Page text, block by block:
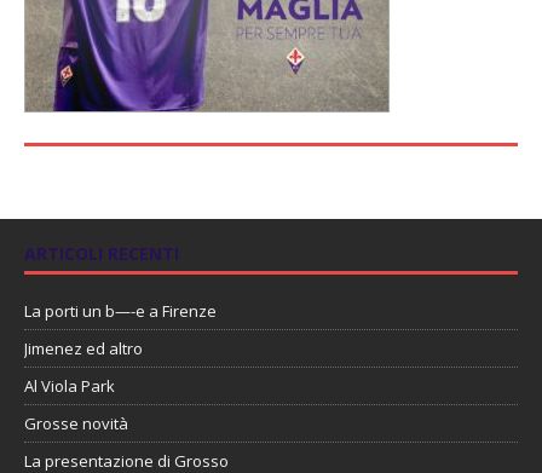
ARTICOLI RECENTI
La porti un b—-e a Firenze
Jimenez ed altro
Al Viola Park
Grosse novità
La presentazione di Grosso